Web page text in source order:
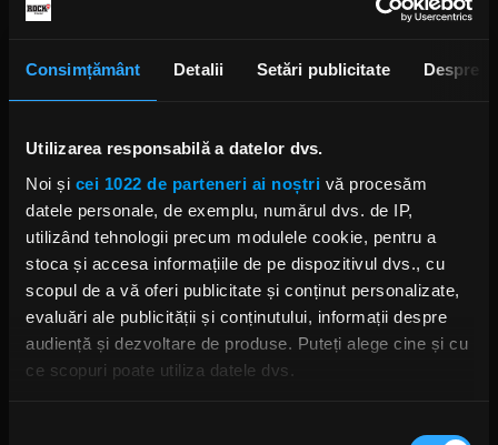
Consimțământ Detalii Setări publicitate Despre
Utilizarea responsabilă a datelor dvs.
Noi și cei 1022 de parteneri ai noștri vă procesăm
datele personale, de exemplu, numărul dvs. de IP,
utilizând tehnologii precum modulele cookie, pentru a
stoca și accesa informațiile de pe dispozitivul dvs., cu
scopul de a vă oferi publicitate și conținut personalizate,
evaluări ale publicității și conținutului, informații despre
audiență și dezvoltare de produse. Puteți alege cine și cu
ce scopuri poate utiliza datele dvs.
familiar contextul,” a continuat el.
Foto: Facebook, Atreyu